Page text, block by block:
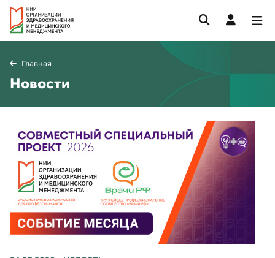
Главная
Новости